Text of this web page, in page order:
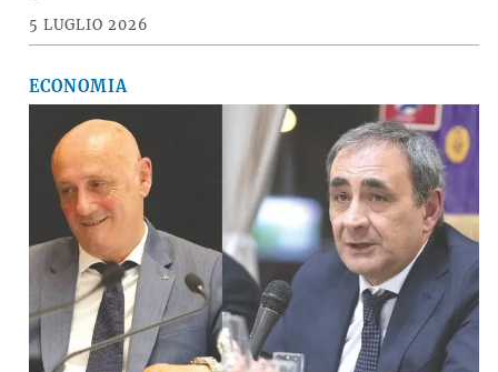
5 LUGLIO 2026
ECONOMIA